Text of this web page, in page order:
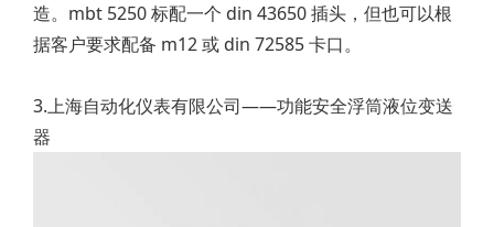
造。mbt 5250 标配一个 din 43650 插头，但也可以根
据客户要求配备 m12 或 din 72585 卡口。
3.上海自动化仪表有限公司——功能安全浮筒液位变送
器